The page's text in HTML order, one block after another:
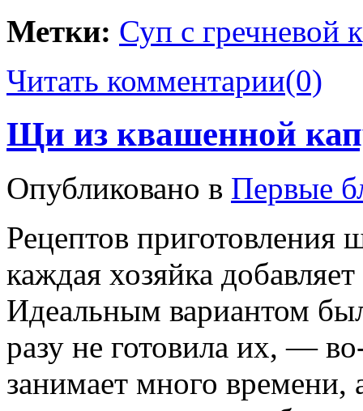
Метки: Суп с гречневой
Читать комментарии(0)
Щи из квашенной
Опубликовано в Первые
Рецептов приготовления
каждая хозяйка
Идеальным вариантом
разу не готовила их, —
занимает много времени,